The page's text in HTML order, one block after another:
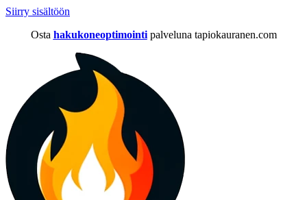
Siirry sisältöön
Osta hakukoneoptimointi palveluna tapiokauranen.com